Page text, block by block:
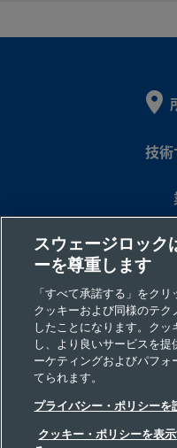
SS-
316
3/4
SS-
12-
HRN-
316
テ
ン
レ
ス
鋼
3/4
ン
チ
SS-
12-
RA-4
ス
テ
イ
ン
技
会
スウェージロック
ーを尊重します
「すべて承諾する」をク
クッキーおよび同様のテ
したことになります。ク
し、より良いサービスを
ーケティングおよびパフ
てられます。
プライバシー・ポリシーを
クッキー・ポリシーを表